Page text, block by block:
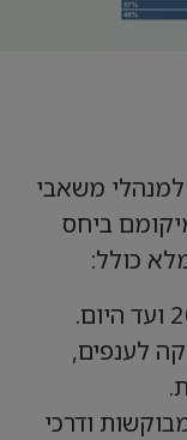
משאבי
ביחס
כולל:
לענפים,
ודרכי